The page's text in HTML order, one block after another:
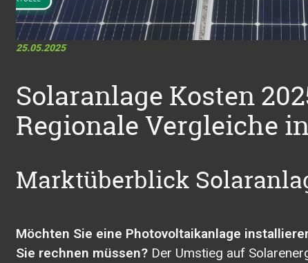
25.05.2025
Solaranlage Kosten
Regionale Vergleiche
Marktüberblick
Möchten Sie eine Photovoltaikanlage
Sie rechnen müssen? Der Umstieg auf